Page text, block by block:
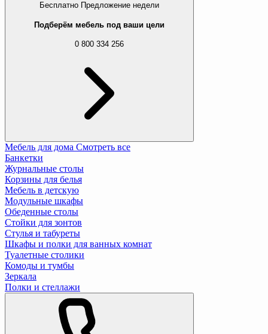
Бесплатно Предложение недели
Подберём мебель под ваши цели
0 800 334 256
Мебель для дома Смотреть все
Банкетки
Журнальные столы
Корзины для белья
Мебель в детскую
Модульные шкафы
Обеденные столы
Стойки для зонтов
Стулья и табуреты
Шкафы и полки для ванных комнат
Туалетные столики
Комоды и тумбы
Зеркала
Полки и стеллажи